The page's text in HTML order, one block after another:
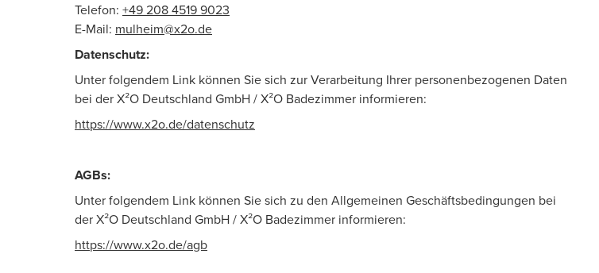
Telefon: +49 208 4519 9023
E-Mail: mulheim@x2o.de
Datenschutz:
Unter folgendem Link können Sie sich zur Verarbeitung Ihrer personenbezogenen Daten
bei der X²O Deutschland GmbH / X²O Badezimmer informieren:
https://www.x2o.de/datenschutz
AGBs:
Unter folgendem Link können Sie sich zu den Allgemeinen Geschäftsbedingungen bei
der X²O Deutschland GmbH / X²O Badezimmer informieren:
https://www.x2o.de/agb